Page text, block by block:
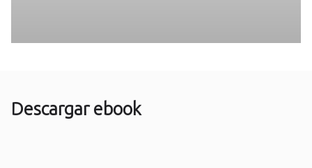
Descargar ebook